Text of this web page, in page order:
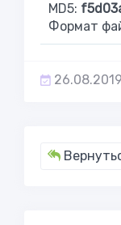
MD5:
Формат
26.08.2019